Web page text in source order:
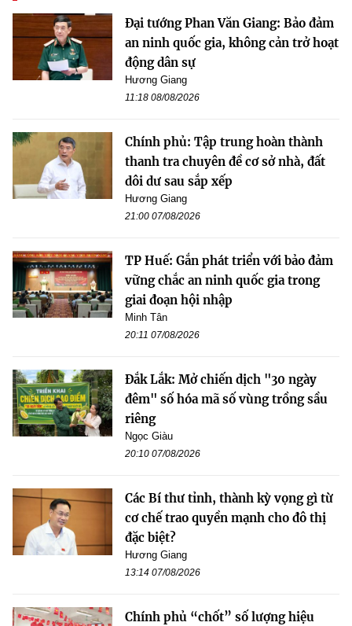
Đại tướng Phan Văn Giang: Bảo đảm
an ninh quốc gia, không cản trở hoạt
động dân sự
Hương Giang
11:18 08/08/2026
Chính phủ: Tập trung hoàn thành
thanh tra chuyên đề cơ sở nhà, đất
dôi dư sau sắp xếp
Hương Giang
21:00 07/08/2026
TP Huế: Gắn phát triển với bảo đảm
vững chắc an ninh quốc gia trong
giai đoạn hội nhập
Minh Tân
20:11 07/08/2026
Đắk Lắk: Mở chiến dịch "30 ngày
đêm" số hóa mã số vùng trồng sầu
riêng
Ngọc Giàu
20:10 07/08/2026
Các Bí thư tỉnh, thành kỳ vọng gì từ
cơ chế trao quyền mạnh cho đô thị
đặc biệt?
Hương Giang
13:14 07/08/2026
Chính phủ “chốt” số lượng hiệu